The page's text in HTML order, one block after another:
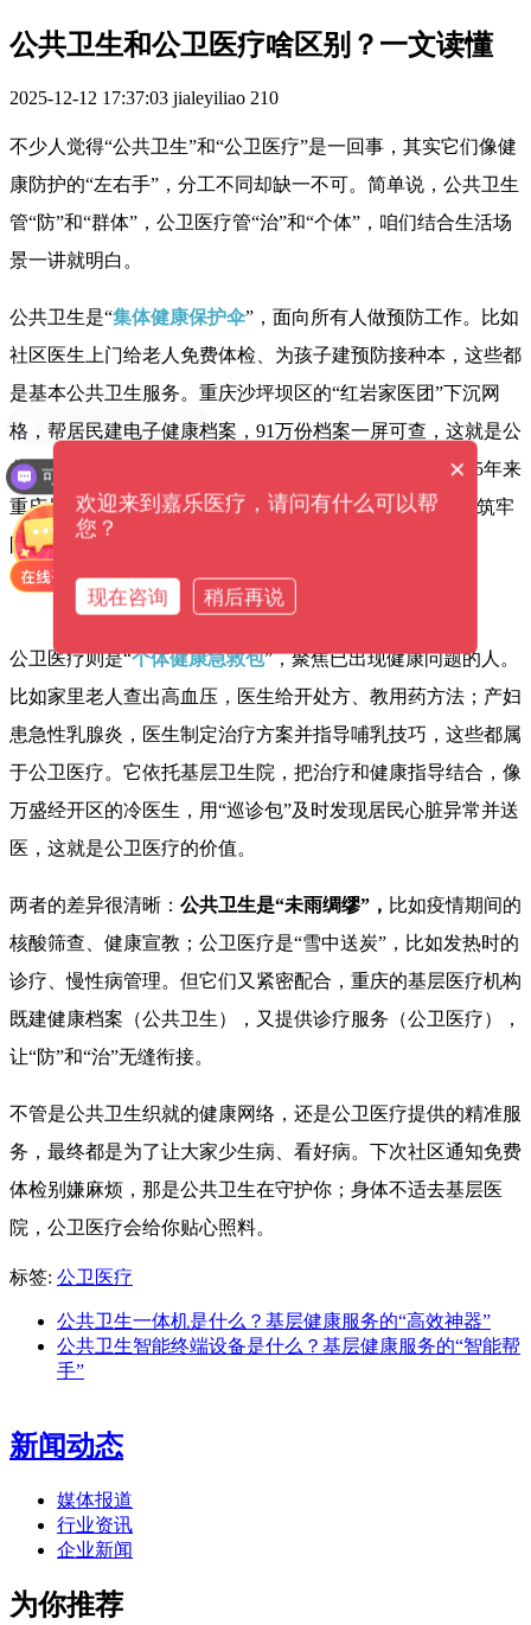
公共卫生和公卫医疗啥区别？一文读懂
2025-12-12 17:37:03 jialeyiliao 210
不少人觉得“公共卫生”和“公卫医疗”是一回事，其实它们像健
康防护的“左右手”，分工不同却缺一不可。简单说，公共卫生
管“防”和“群体”，公卫医疗管“治”和“个体”，咱们结合生活场
景一讲就明白。
公共卫生是“集体健康保护伞”，面向所有人做预防工作。比如
社区医生上门给老人免费体检、为孩子建预防接种本，这些都
是基本公共卫生服务。重庆沙坪坝区的“红岩家医团”下沉网
格，帮居民建电子健康档案，91万份档案一屏可查，这就是公
共卫生的核心——通过早干预、广覆盖减少疾病发生。15年来
重庆居民健康素养从4.94%跃升至34.30%，就靠这类服务筑牢
防线。
公卫医疗则是“个体健康急救包”，聚焦已出现健康问题的人。
比如家里老人查出高血压，医生给开处方、教用药方法；产妇
患急性乳腺炎，医生制定治疗方案并指导哺乳技巧，这些都属
于公卫医疗。它依托基层卫生院，把治疗和健康指导结合，像
万盛经开区的冷医生，用“巡诊包”及时发现居民心脏异常并送
医，这就是公卫医疗的价值。
两者的差异很清晰： 公共卫生是“未雨绸缪”， 比如疫情期间的
核酸筛查、健康宣教；公卫医疗是“雪中送炭”，比如发热时的
诊疗、慢性病管理。但它们又紧密配合，重庆的基层医疗机构
既建健康档案（公共卫生），又提供诊疗服务（公卫医疗），
让“防”和“治”无缝衔接。
不管是公共卫生织就的健康网络，还是公卫医疗提供的精准服
务，最终都是为了让大家少生病、看好病。下次社区通知免费
体检别嫌麻烦，那是公共卫生在守护你；身体不适去基层医
院，公卫医疗会给你贴心照料。
标签: 公卫医疗
公共卫生一体机是什么？基层健康服务的“高效神器”
公共卫生智能终端设备是什么？基层健康服务的“智能帮
手”
新闻动态
媒体报道
行业资讯
企业新闻
为你推荐
设备价格是多少钱？
×
欢迎来到嘉乐医疗，请问有什么可以帮
您？
现在咨询 稍后再说